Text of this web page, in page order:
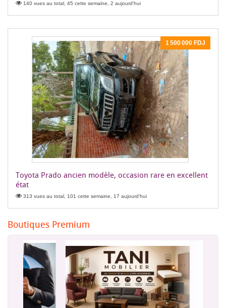
140 vues au total, 45 cette semaine, 2 aujourd'hui
1 500 000 FDJ
Toyota Prado ancien modèle, occasion rare en excellent
état
313 vues au total, 101 cette semaine, 17 aujourd'hui
Boutiques Premium